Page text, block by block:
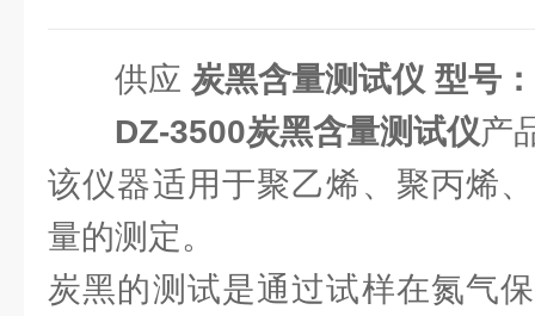
供应 炭黑含量测试仪 型号
DZ-3500炭黑含量测试仪产
该仪器适用于聚乙烯、聚丙烯
量的测定。
炭黑的测试是通过试样在氮气